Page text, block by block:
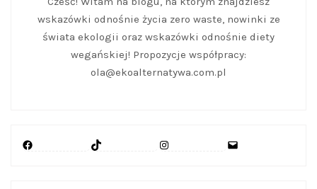
wskazówki odnośnie życia zero waste, nowinki ze
świata ekologii oraz wskazówki odnośnie diety
wegańskiej! Propozycje współpracy:
ola@ekoalternatywa.com.pl
Facebook
TikTok
Instagram
Mail